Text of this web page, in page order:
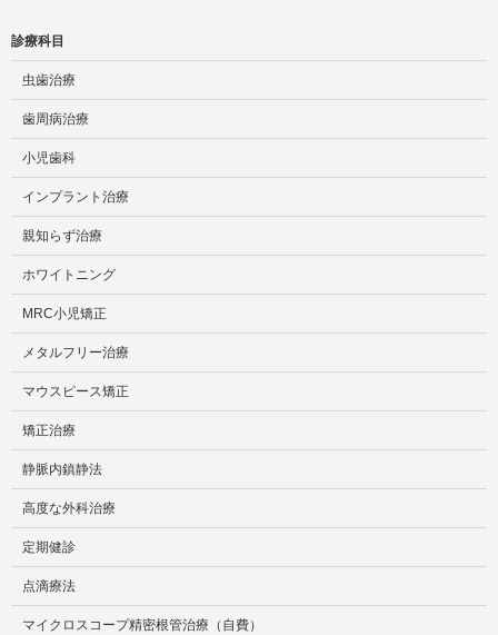
診療科目
虫歯治療
歯周病治療
小児歯科
インプラント治療
親知らず治療
ホワイトニング
MRC小児矯正
メタルフリー治療
マウスピース矯正
矯正治療
静脈内鎮静法
高度な外科治療
定期健診
点滴療法
マイクロスコープ精密根管治療（自費）